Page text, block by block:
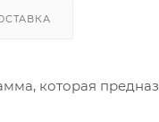
которая